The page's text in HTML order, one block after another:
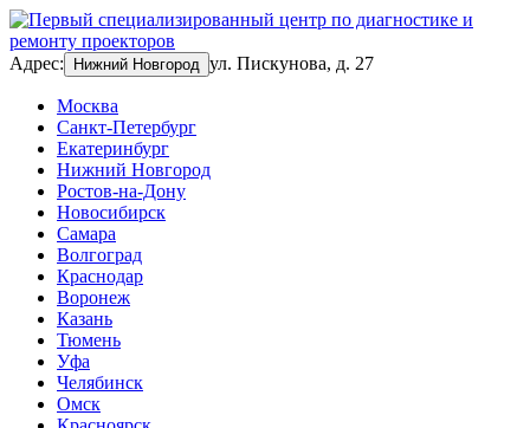
Адрес: Нижний Новгород ул. Пискунова, д. 27
Москва
Санкт-Петербург
Екатеринбург
Нижний Новгород
Ростов-на-Дону
Новосибирск
Самара
Волгоград
Краснодар
Воронеж
Казань
Тюмень
Уфа
Челябинск
Омск